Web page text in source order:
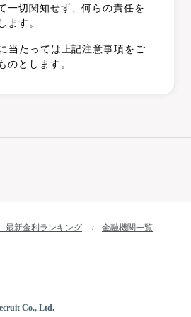
一切関知せず、何らの責任を
ます。
当たっては上記注意事項をご
のとします。
新金利ランキング
金融機関一覧
Co., Ltd.